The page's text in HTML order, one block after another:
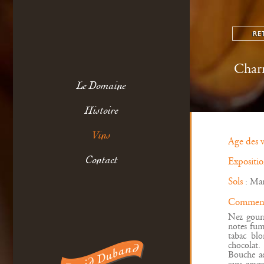
Le Domaine
Histoire
Vins
Contact
Age des
Sols :
Nez
notes
tabac
chocolat.
Bouche